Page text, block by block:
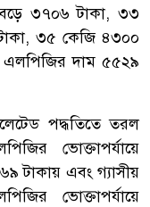
৩৭০৬ টাকা, ৩৩
৩৫ কেজি ৪৩০০
দাম ৫৫২৯
পদ্ধতিতে তরল
ভোক্তাপর্যায়ে
টাকায় এবং গ্যাসীয়
ভোক্তাপর্যায়ে